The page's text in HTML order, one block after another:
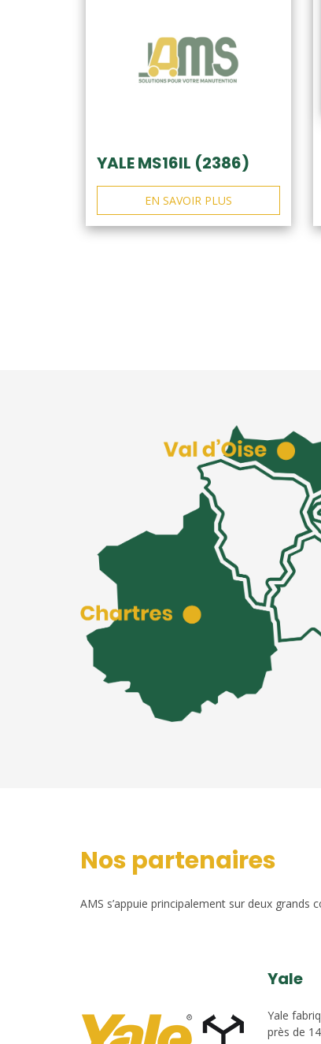
YALE MS16IL (2386)
EN SAVOIR PLUS
Nos partenaires
AMS s’appuie principalement sur deux
Yale
Yale
près de